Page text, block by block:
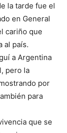
la tarde fue el
en General
cariño que
al país.
a Argentina
pero la
por
para
que se